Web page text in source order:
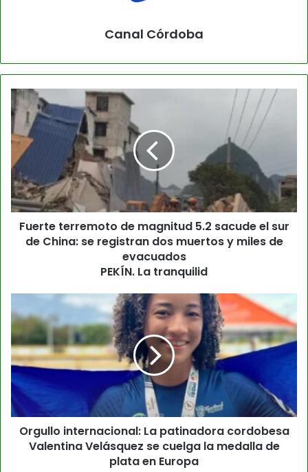
Canal Córdoba
Fuerte terremoto de magnitud 5.2 sacude el sur
de China: se registran dos muertos y miles de
evacuados
PEKÍN. La tranquilid
Orgullo internacional: La patinadora cordobesa
Valentina Velásquez se cuelga la medalla de
plata en Europa